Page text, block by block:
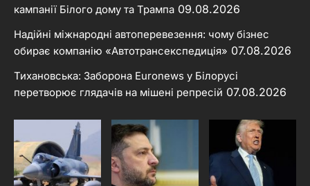
кампанії Білого дому та Трампа 09.08.2026
Надійні міжнародні автоперевезення: чому бізнес
обирає компанію «Автотрансекспедиція» 07.08.2026
Тихановська: Заборона Euronews у Білорусі
перетворює глядачів на мішені репресій 07.08.2026